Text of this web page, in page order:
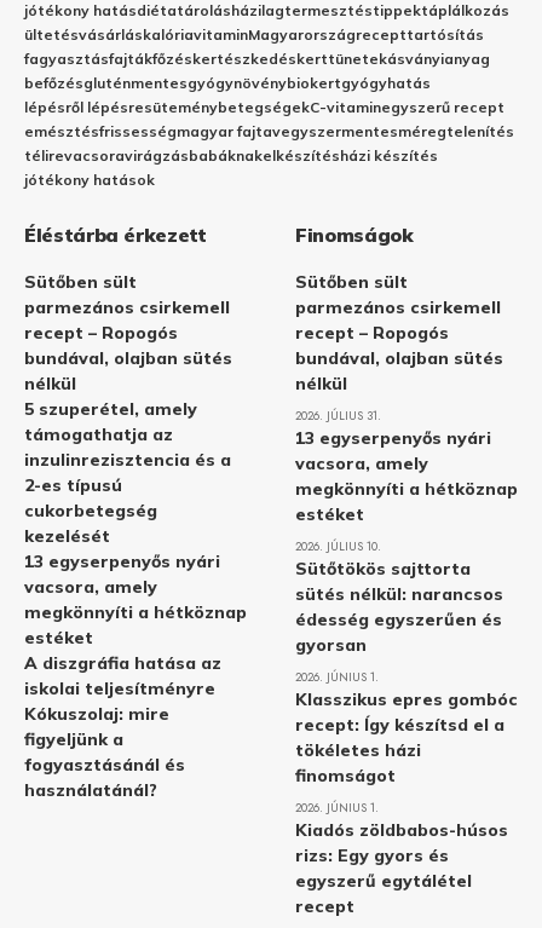
jótékony hatásdiétatárolásházilagtermesztéstippektáplálkozás
ültetésvásárláskalóriavitaminMagyarországrecepttartósítás
fagyasztásfajtákfőzéskertészkedéskerttünetekásványianyag
befőzésgluténmentesgyógynövénybiokertgyógyhatás
lépésről lépésresüteménybetegségekC-vitaminegyszerű recept
emésztésfrissességmagyar fajtavegyszermentesméregtelenítés
télirevacsoravirágzásbabáknakelkészítésházi készítés
jótékony hatások
Éléstárba érkezett
Sütőben sült
parmezános csirkemell
recept – Ropogós
bundával, olajban sütés
nélkül
5 szuperétel, amely
támogathatja az
inzulinrezisztencia és a
2-es típusú
cukorbetegség
kezelését
13 egyserpenyős nyári
vacsora, amely
megkönnyíti a hétköznap
estéket
A diszgráfia hatása az
iskolai teljesítményre
Kókuszolaj: mire
figyeljünk a
fogyasztásánál és
használatánál?
Finomságok
Sütőben sült
parmezános csirkemell
recept – Ropogós
bundával, olajban sütés
nélkül
2026. JÚLIUS 31.
13 egyserpenyős nyári
vacsora, amely
megkönnyíti a hétköznap
estéket
2026. JÚLIUS 10.
Sütőtökös sajttorta
sütés nélkül: narancsos
édesség egyszerűen és
gyorsan
2026. JÚNIUS 1.
Klasszikus epres gombóc
recept: Így készítsd el a
tökéletes házi
finomságot
2026. JÚNIUS 1.
Kiadós zöldbabos-húsos
rizs: Egy gyors és
egyszerű egytálétel
recept